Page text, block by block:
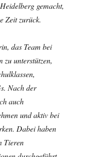
gemacht,
Zeit zurück.
das Team bei
zu unterstützen,
Nach der
auch
und aktiv bei
Dabei haben
Tieren